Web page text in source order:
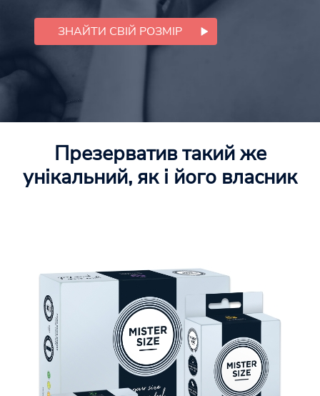
ЗНАЙТИ СВІЙ РОЗМІР
Презерватив такий же
унікальний, як і його власник